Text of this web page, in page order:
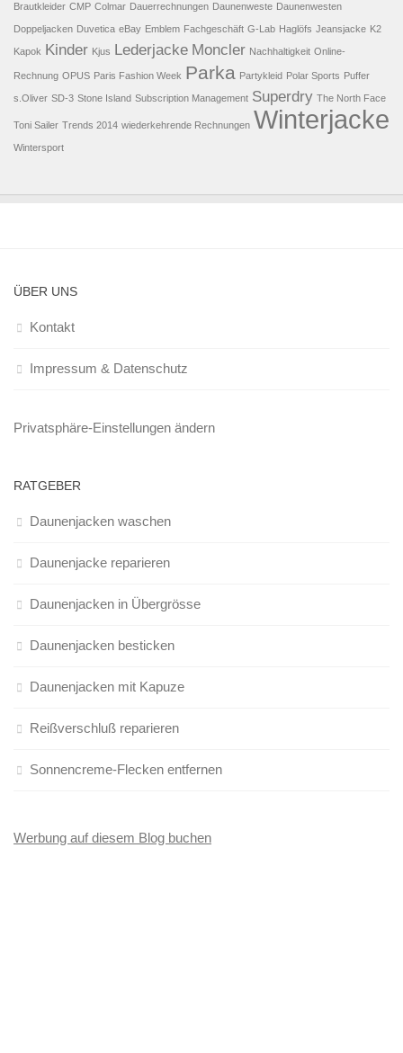
Brautkleider CMP Colmar Dauerrechnungen Daunenweste Daunenwesten
Doppeljacken Duvetica eBay Emblem Fachgeschäft G-Lab Haglöfs Jeansjacke K2
Kapok Kinder Kjus Lederjacke Moncler Nachhaltigkeit Online-
Rechnung OPUS Paris Fashion Week Parka Partykleid Polar Sports Puffer
s.Oliver SD-3 Stone Island Subscription Management Superdry The North Face
Toni Sailer Trends 2014 wiederkehrende Rechnungen Winterjacke
Wintersport
ÜBER UNS
Kontakt
Impressum & Datenschutz
Privatsphäre-Einstellungen ändern
RATGEBER
Daunenjacken waschen
Daunenjacke reparieren
Daunenjacken in Übergrösse
Daunenjacken besticken
Daunenjacken mit Kapuze
Reißverschluß reparieren
Sonnencreme-Flecken entfernen
Werbung auf diesem Blog buchen